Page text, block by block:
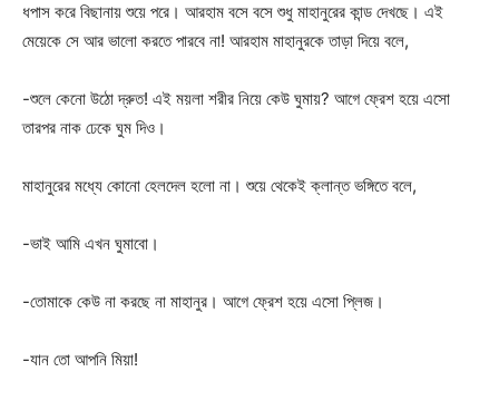
ধপাস করে বিছানায় শুয়ে পরে। আরহাম বসে বসে শুধু মাহানুরের কান্ড দেখছে। এই
মেয়েকে সে আর ভালো করতে পারবে না! আরহাম মাহানুরকে তাড়া দিয়ে বলে,
-শুলে কেনো উঠো দ্রুত! এই ময়লা শরীর নিয়ে কেউ ঘুমায়? আগে ফ্রেশ হয়ে এসো
তারপর নাক ঢেকে ঘুম দিও।
মাহানুরের মধ্যে কোনো হেলদেল হলো না। শুয়ে থেকেই ক্লান্ত ভঙ্গিতে বলে,
-ভাই আমি এখন ঘুমাবো।
-তোমাকে কেউ না করছে না মাহানুর। আগে ফ্রেশ হয়ে এসো প্লিজ।
-যান তো আপনি মিয়া!